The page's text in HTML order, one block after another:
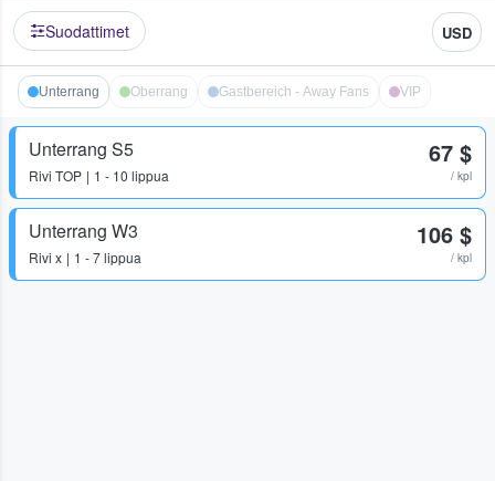
Suodattimet USD
Unterrang Oberrang Gastbereich - Away Fans VIP
Unterrang S5
Rivi TOP 1 - 10 lippua
67 $
/ kpl
Unterrang W3
Rivi x 1 - 7 lippua
106 $
/ kpl